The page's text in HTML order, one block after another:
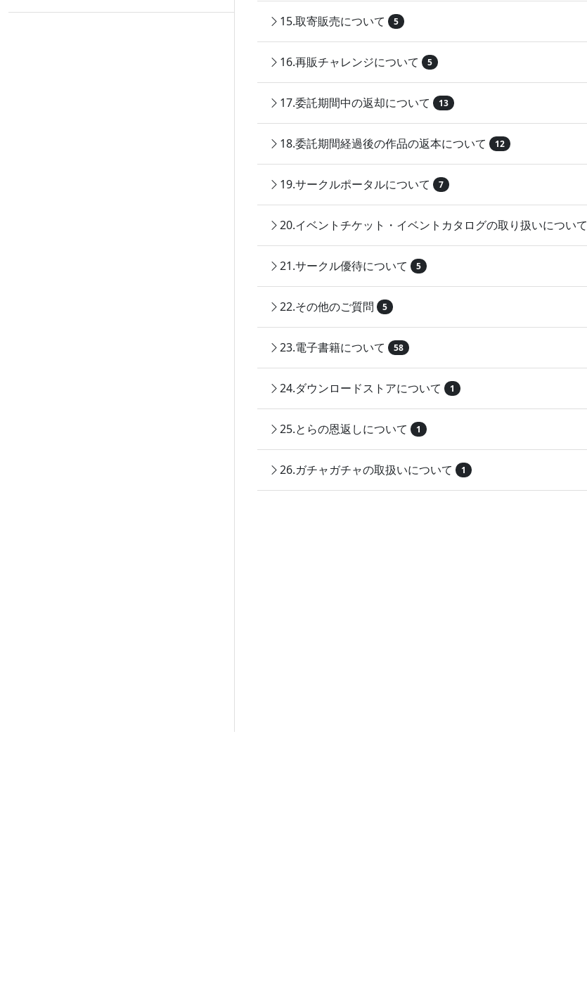
15.取寄販売について 5
16.再販チャレンジについて 5
17.委託期間中の返却について 13
18.委託期間経過後の作品の返本について 12
19.サークルポータルについて 7
20.イベントチケット・イベントカタログの取り扱いについて
21.サークル優待について 5
22.その他のご質問 5
23.電子書籍について 58
24.ダウンロードストアについて 1
25.とらの恩返しについて 1
26.ガチャガチャの取扱いについて 1